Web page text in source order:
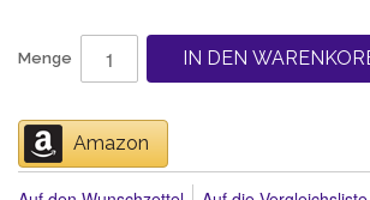
Menge IN DEN
Amazon